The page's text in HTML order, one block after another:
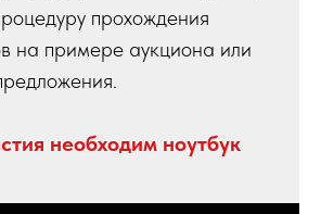
прохождения
на примере аукциона или
необходим ноутбук